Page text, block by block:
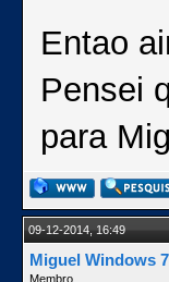
Entao
Pensei
para
09-12-2014, 16:49
Miguel Windows 7
Membro